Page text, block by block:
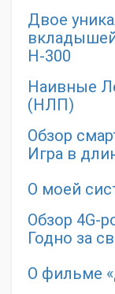
Двое
вкладышей
H-300
Наивные
(НЛП)
Обзор
Игра в
О моей
Обзор 4G-
Годно за
О фильме